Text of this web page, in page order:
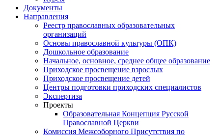
Документы
Направления
Реестр православных образовательных
организаций
Основы православной культуры (ОПК)
Дошкольное образование
Начальное, основное, среднее общее образование
Приходское просвещение взрослых
Приходское просвещение детей
Центры подготовки приходских специалистов
Экспертиза
Проекты
Образовательная Концепция Русской
Православной Церкви
Комиссия Межсоборного Присутствия по